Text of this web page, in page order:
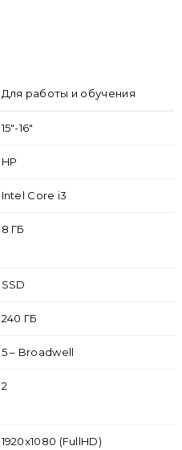
Для работы и обучения
15"-16"
HP
Intel Core i3
8 ГБ
SSD
240 ГБ
5 – Broadwell
2
1920x1080 (FullHD)